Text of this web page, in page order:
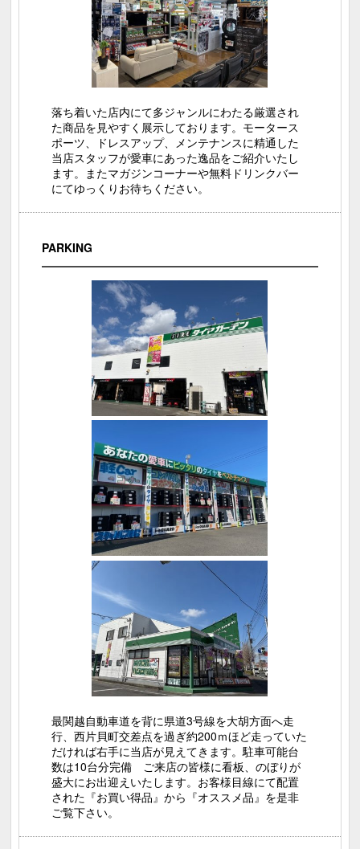
落ち着いた店内にて多ジャンルにわたる厳選され
た商品を見やすく展示しております。モータース
ポーツ、ドレスアップ、メンテナンスに精通した
当店スタッフが愛車にあった逸品をご紹介いたし
ます。またマガジンコーナーや無料ドリンクバー
にてゆっくりお待ちください。
PARKING
最関越自動車道を背に県道3号線を大胡方面へ走
行、西片貝町交差点を過ぎ約200ｍほど走っていた
だければ右手に当店が見えてきます。駐車可能台
数は10台分完備 ご来店の皆様に看板、のぼりが
盛大にお出迎えいたします。お客様目線にて配置
された『お買い得品』から『オススメ品』を是非
ご覧下さい。